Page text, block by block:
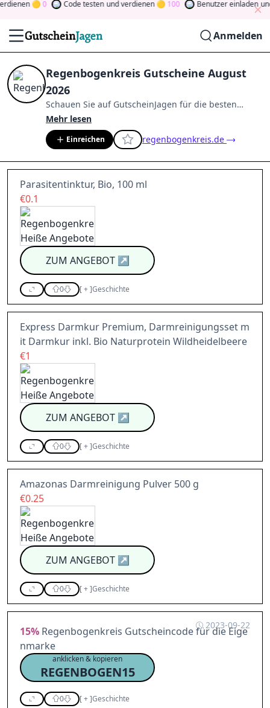
0 Code testen und verdienen 100 Benutzer einladen und
Anmelden
Regenbogenkreis Gutscheine August
2026
Schauen Sie auf GutscheinJagen für die besten
Regenbogenkreis
Sie Mitglied der Community
Tokens, indem Sie durch Abstimmen, Testen, Teilen
und mehr beitragen. Drehen Sie den Glücksklee
gewinnen Sie Geld
Mehr lesen
Einreichen regenbogenkreis.de
Parasitentinktur, Bio, 100 ml
€0.1
ZUM ANGEBOT↗
0 [+]Geschichte
Express Darmkur Premium, Darmreinigungsset m
it Darmkur inkl. Bio Naturprotein Wildheidelbeere
€1
ZUM ANGEBOT↗
0 [+]Geschichte
Amazonas Darmreinigung Pulver 500 g
€0.25
ZUM ANGEBOT↗
0 [+]Geschichte
2023-09-22
15% Regenbogenkreis Gutscheincode für die Eige
nmarke
anklicken & kopieren
REGENBOGEN15
0 [+]Geschichte